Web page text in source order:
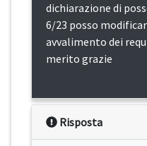
dichiarazione di
6/23 posso
avvalimento dei
merito grazie
Risposta